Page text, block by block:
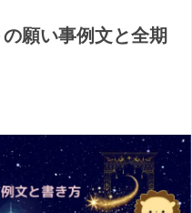
願い事例文と全期